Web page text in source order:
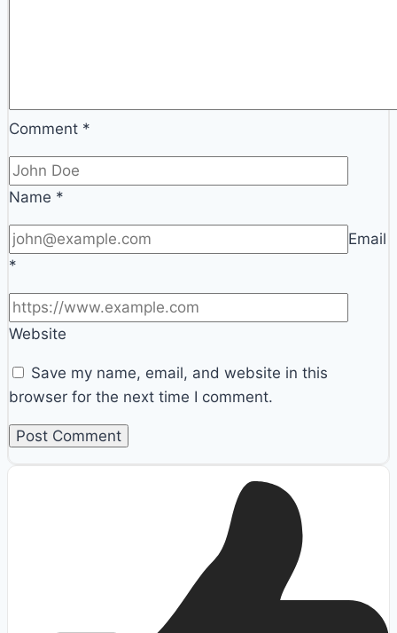
Comment *
Name *
Email
*
Website
Save my name, email, and website in this
browser for the next time I comment.